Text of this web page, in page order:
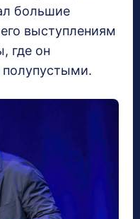
большие
выступлениям
где он
полупустыми.